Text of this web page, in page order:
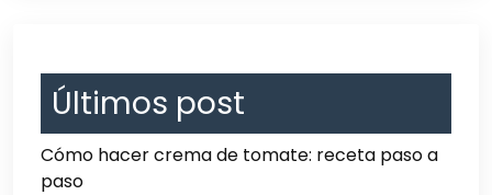
Últimos post
Cómo hacer crema de tomate: receta paso a
paso